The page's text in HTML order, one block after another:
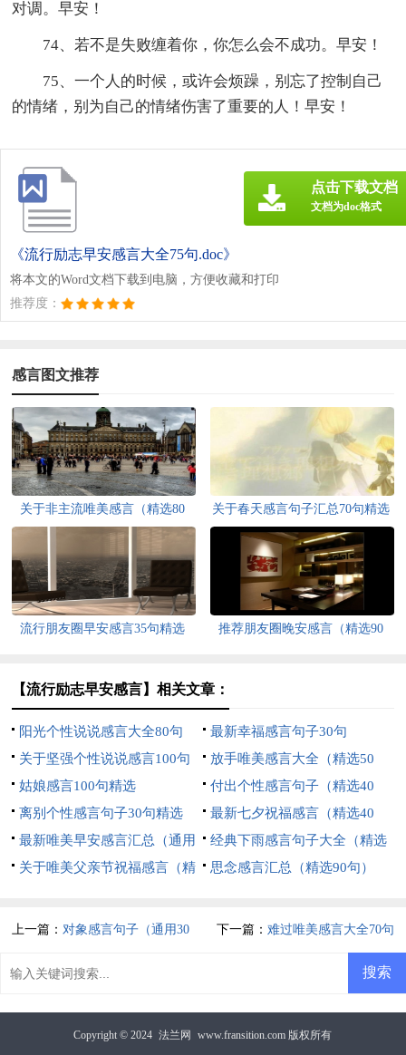
对调。早安！
74、若不是失败缠着你，你怎么会不成功。早安！
75、一个人的时候，或许会烦躁，别忘了控制自己
的情绪，别为自己的情绪伤害了重要的人！早安！
《流行励志早安感言大全75句.doc》
将本文的Word文档下载到电脑，方便收藏和打印
推荐度：
点击下载文档
文档为doc格式
感言图文推荐
关于非主流唯美感言（精选80
句）
关于春天感言句子汇总70句精选
流行朋友圈早安感言35句精选
推荐朋友圈晚安感言（精选90
【流行励志早安感言】相关文章：
阳光个性说说感言大全80句
最新幸福感言句子30句
关于坚强个性说说感言100句
精选
放手唯美感言大全（精选50
句）
姑娘感言100句精选
付出个性感言句子（精选40
句）
离别个性感言句子30句精选
最新七夕祝福感言（精选40
句）
最新唯美早安感言汇总（通用
150句）
经典下雨感言句子大全（精选
60句）
关于唯美父亲节祝福感言（精
思念感言汇总（精选90句）
上一篇：对象感言句子（通用30 下一篇： 难过唯美感言大全70句
Copyright © 2024 法兰网 www.fransition.com 版权所有